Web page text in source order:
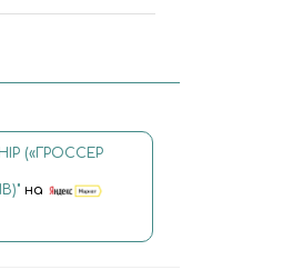
(«ГРОССЕР
на